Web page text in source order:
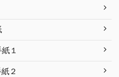
１
２